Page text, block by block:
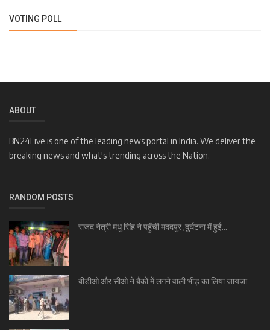
VOTING POLL
ABOUT
BN24Live is one of the leading news portal in India. We deliver the
breaking news and what's trending across the Nation.
RANDOM POSTS
राजद नेत्री मधु सिंह ने पहुँची मददपुर ,दुर्घटना में हुई...
बीडीओ और सीओ ने बैंकों में लगने वाली भीड़ का लिया जायजा